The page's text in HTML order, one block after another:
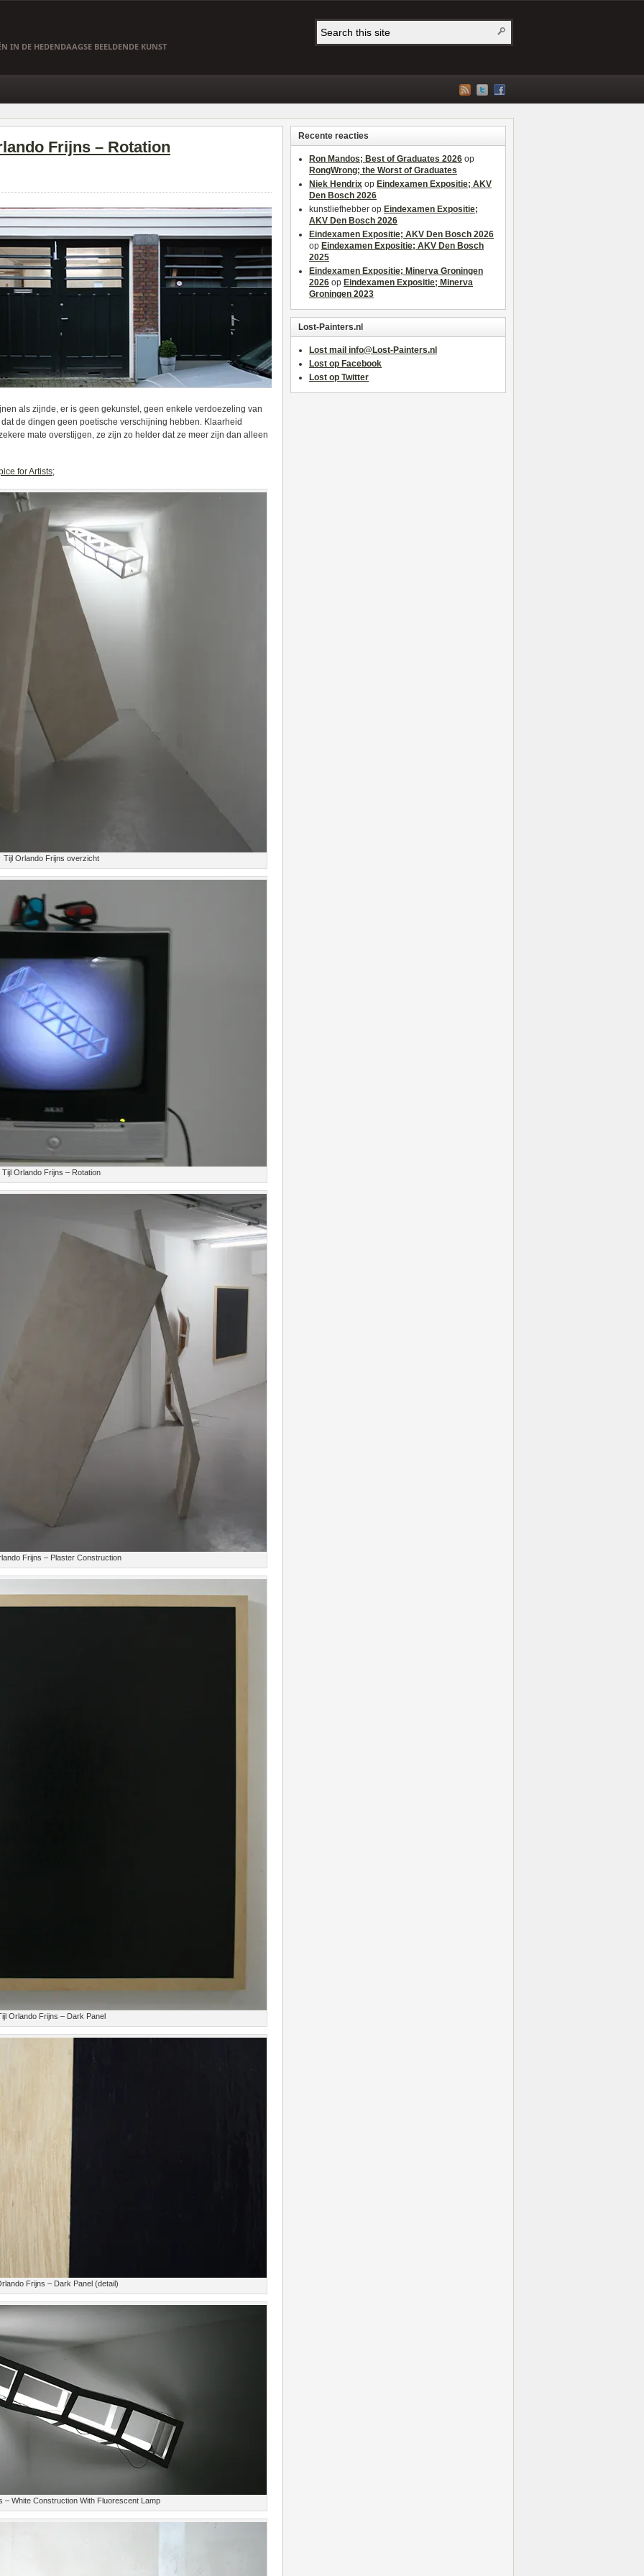
IN DE HEDENDAAGSE BEELDENDE KUNST
Frijns – Rotation
als zijnde, er is geen gekunstel, geen enkele verdoezeling van
de dingen geen poetische verschijning hebben. Klaarheid
mate overstijgen, ze zijn zo helder dat ze meer zijn dan alleen
for Artists;
Tijl Orlando Frijns overzicht
Tijl Orlando Frijns – Rotation
Frijns – Plaster Construction
Orlando Frijns – Dark Panel
Frijns – Dark Panel (detail)
– White Construction With Fluorescent Lamp
Recente reacties
Ron Mandos; Best of Graduates 2026 op
RongWrong; the Worst of Graduates
Niek Hendrix op Eindexamen Expositie; AKV
Den Bosch 2026
kunstliefhebber op Eindexamen Expositie;
AKV Den Bosch 2026
Eindexamen Expositie; AKV Den Bosch 2026
op Eindexamen Expositie; AKV Den Bosch
2025
Eindexamen Expositie; Minerva Groningen
2026 op Eindexamen Expositie; Minerva
Groningen 2023
Lost-Painters.nl
Lost mail info@Lost-Painters.nl
Lost op Facebook
Lost op Twitter